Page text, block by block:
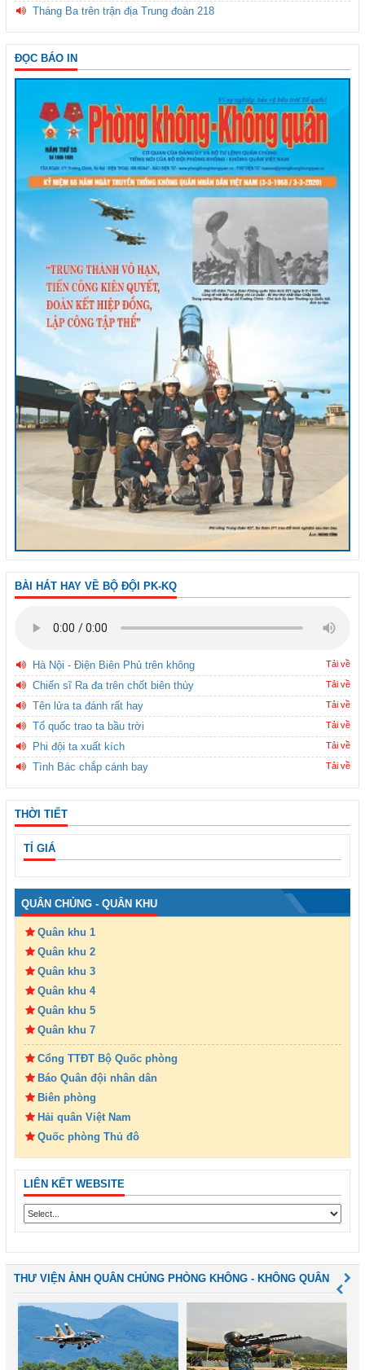
Tháng Ba trên trận địa Trung đoàn 218
ĐỌC BÁO IN
BÀI HÁT HAY VỀ BỘ ĐỘI PK-KQ
Hà Nội - Điện Biên Phủ trên không Tải về
Chiến sĩ Ra đa trên chốt biên thùy Tải về
Tên lửa ta đánh rất hay Tải về
Tổ quốc trao ta bầu trời Tải về
Phi đội ta xuất kích Tải về
Tình Bác chắp cánh bay Tải về
THỜI TIẾT
TỈ GIÁ
QUÂN CHỦNG - QUÂN KHU
Quân khu 1
Quân khu 2
Quân khu 3
Quân khu 4
Quân khu 5
Quân khu 7
Cổng TTĐT Bộ Quốc phòng
Báo Quân đội nhân dân
Biên phòng
Hải quân Việt Nam
Quốc phòng Thủ đô
LIÊN KẾT WEBSITE
THƯ VIỆN ẢNH QUÂN CHỦNG PHÒNG KHÔNG - KHÔNG QUÂN